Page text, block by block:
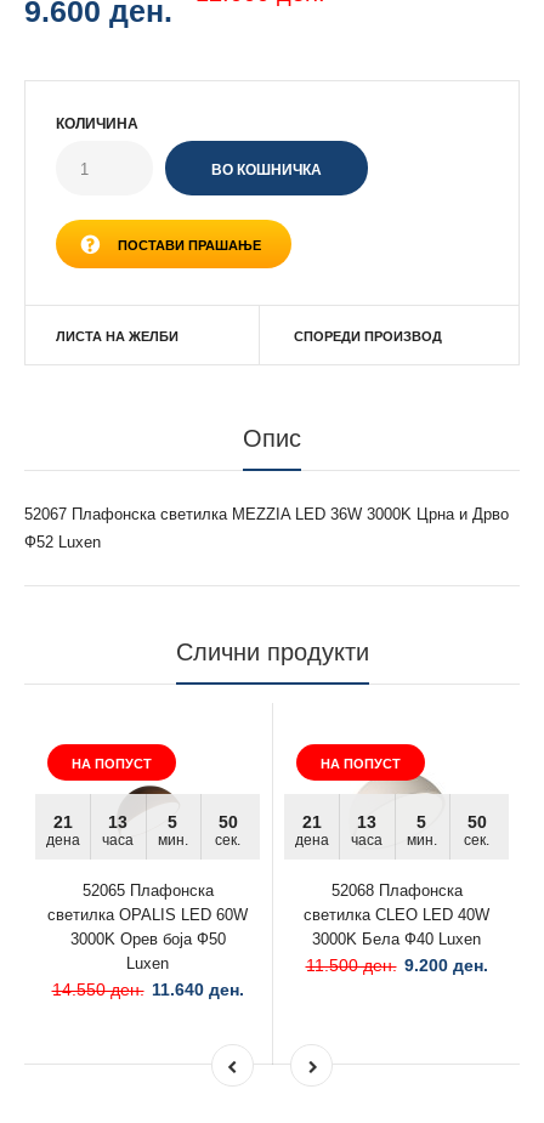
9.600 ден.
КОЛИЧИНА
ПОСТАВИ ПРАШАЊЕ
ЛИСТА НА ЖЕЛБИ СПОРЕДИ ПРОИЗВОД
Опис
52067 Плафонска светилка MEZZIA LED 36W 3000K Црна и Дрво
Ф52 Luxen
Слични продукти
НА ПОПУСТ
21
дена
13
часа
5
мин.
50
сек.
52065 Плафонска
светилка OPALIS LED 60W
3000K Орев боја Ф50
Luxen
14.550 ден. 11.640 ден.
НА ПОПУСТ
21
дена
13
часа
5
мин.
50
сек.
52068 Плафонска
светилка CLEO LED 40W
3000K Бела Ф40 Luxen
11.500 ден. 9.200 ден.